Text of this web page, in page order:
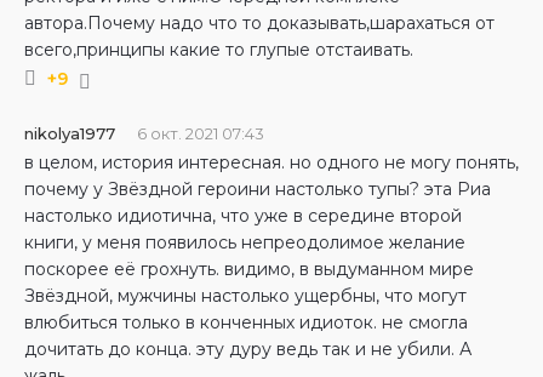
автора.Почему надо что то доказывать,шарахаться от
всего,принципы какие то глупые отстаивать.
+9
nikolya1977 6 окт. 2021 07:43
в целом, история интересная. но одного не могу понять,
почему у Звёздной героини настолько тупы? эта Риа
настолько идиотична, что уже в середине второй
книги, у меня появилось непреодолимое желание
поскорее её грохнуть. видимо, в выдуманном мире
Звёздной, мужчины настолько ущербны, что могут
влюбиться только в конченных идиоток. не смогла
дочитать до конца. эту дуру ведь так и не убили. А